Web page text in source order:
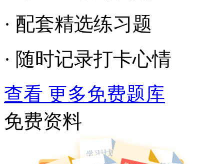
· 配套精选练习题
· 随时记录打卡心情
查看 更多免费题库
免费资料